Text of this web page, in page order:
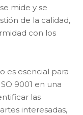
mide y se
de la calidad,
con los
es esencial para
9001 en una
las
interesadas,